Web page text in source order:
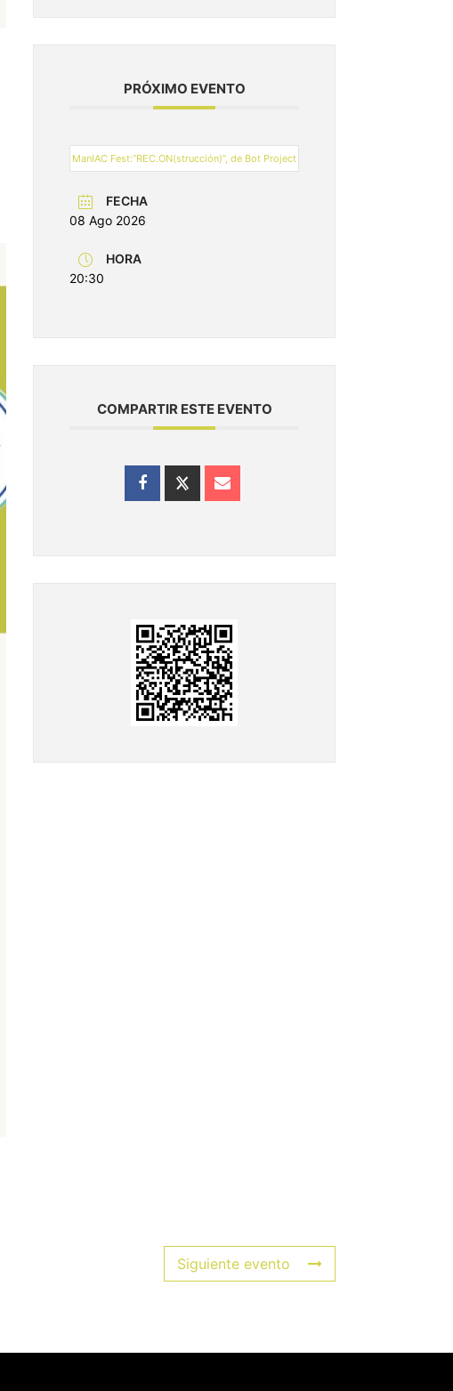
PRÓXIMO EVENTO
ManIAC Fest:“REC.ON(strucción)”, de Bot Project
FECHA
08 Ago 2026
HORA
20:30
COMPARTIR ESTE EVENTO
Siguiente evento